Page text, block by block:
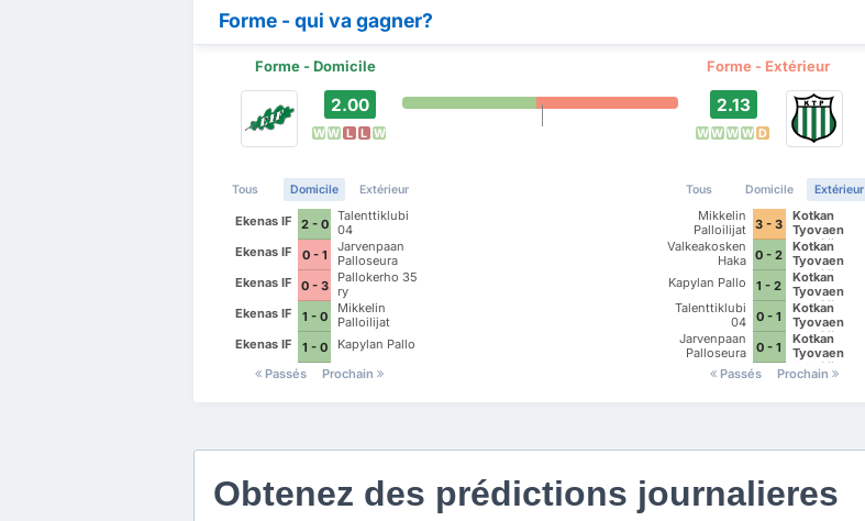
Forme - qui va gagner?
Forme - Domicile Forme - Extérieur
2.00
W W L L W
Tous Domicile Extérieur
Ekenas IF 2 - 0
Talenttiklubi
04
Ekenas IF
0 - 1
Jarvenpaan
Palloseura
Ekenas IF
0 - 3
Pallokerho 35
ry
Ekenas IF
1 - 0
Mikkelin
Palloilijat
Ekenas IF
1 - 0
Kapylan Pallo
Passés
Prochain
2.13
W W W W D
Tous Domicile Extérieur
Mikkelin
Palloilijat 3 - 3
Kotkan
Tyovaen
Palloilijat
Valkeakosken
Haka 0 - 2
Kotkan
Tyovaen
Palloilijat
Kapylan Pallo 1 - 2
Kotkan
Tyovaen
Palloilijat
Talenttiklubi
04
0 - 1
Kotkan
Tyovaen
Palloilijat
Jarvenpaan
Palloseura
0 - 1
Kotkan
Tyovaen
Palloilijat
Passés Prochain
Obtenez des prédictions journalieres